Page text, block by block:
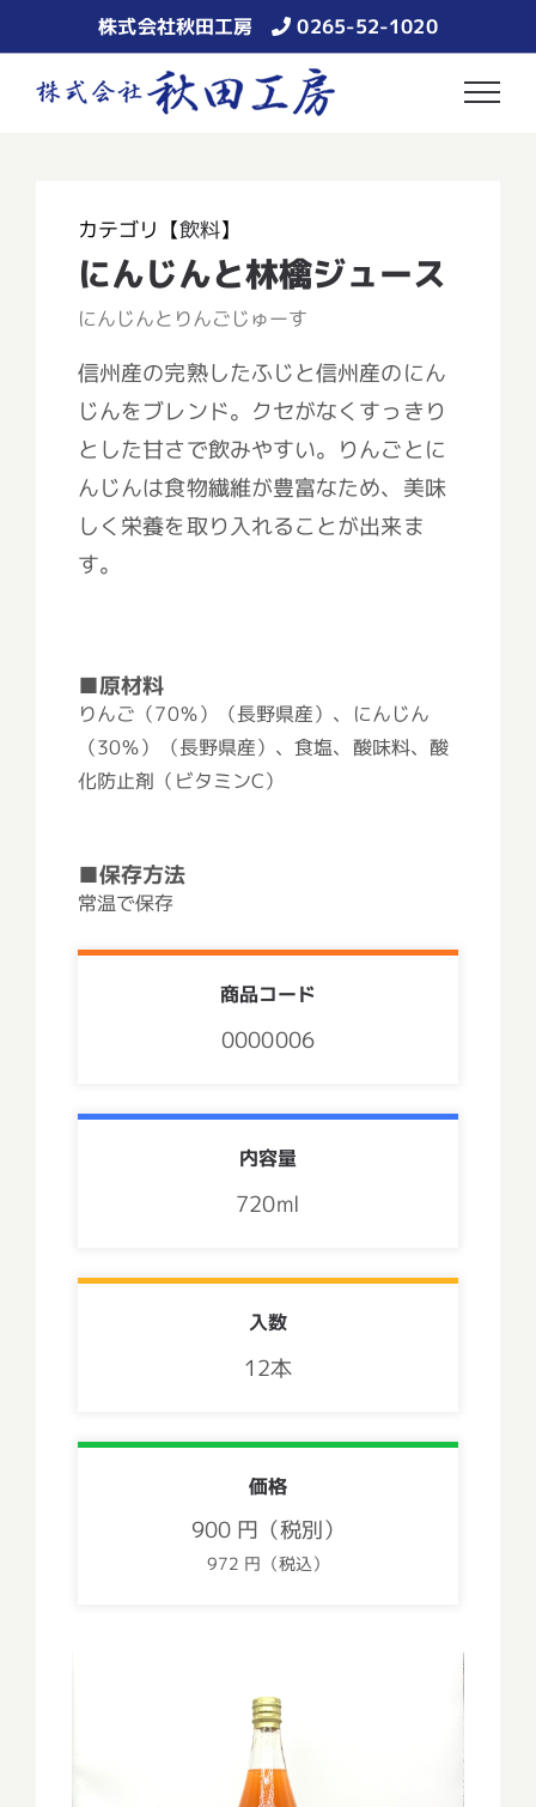
to
content
株式会社秋田工房 0265-52-1020
カテゴリ【飲料】
にんじんと林檎ジュース
にんじんとりんごじゅーす
信州産の完熟したふじと信州産のにん
じんをブレンド。クセがなくすっきり
とした甘さで飲みやすい。りんごとに
んじんは食物繊維が豊富なため、美味
しく栄養を取り入れることが出来ま
す。
■原材料
りんご（70％）（長野県産）、にんじん
（30％）（長野県産）、食塩、酸味料、酸
化防止剤（ビタミンC）
■保存方法
常温で保存
商品コード
0000006
内容量
720ml
入数
12本
価格
900 円（税別）
972 円（税込）